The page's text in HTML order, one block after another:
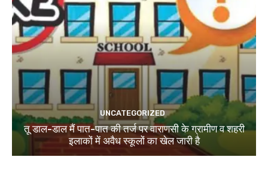
UNCATEGORIZED
तू डाल-डाल मैं पात-पात की तर्ज पर वाराणसी के ग्रामीण व शहरी
इलाकों में अवैध स्कूलों का खेल जारी है